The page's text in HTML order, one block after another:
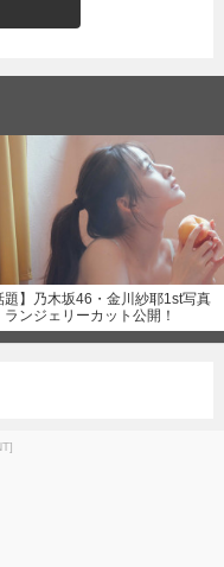
題】乃木坂46・金川紗耶1st写真
ランジェリーカット公開！